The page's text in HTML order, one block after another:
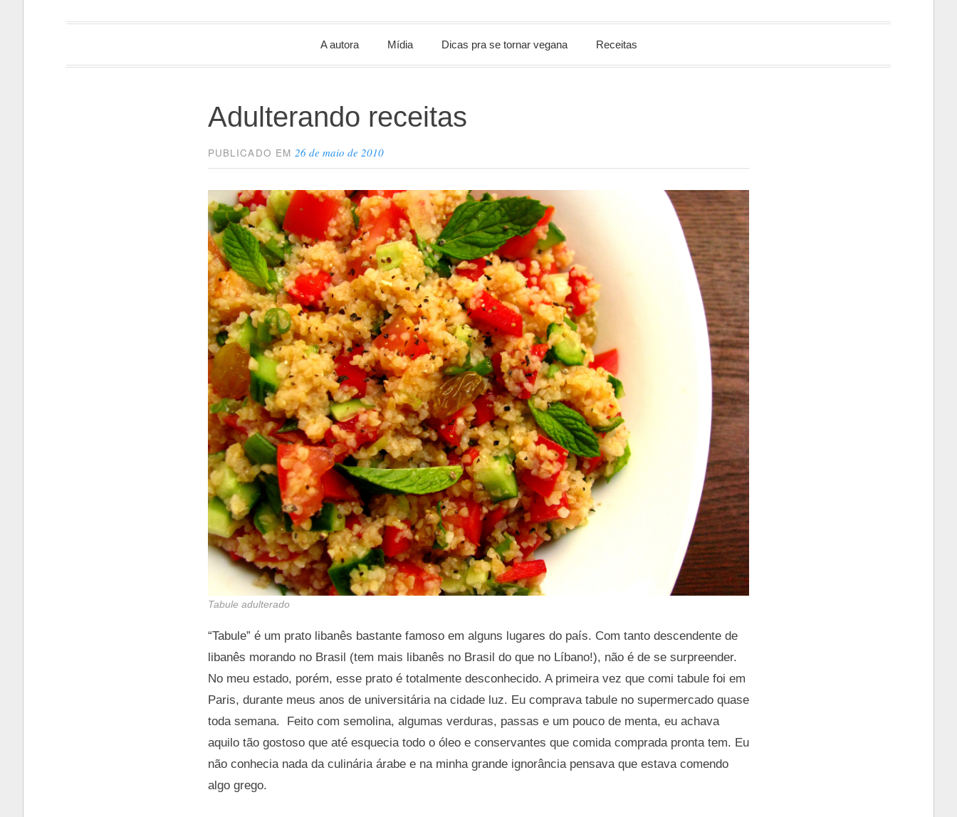
PapacapimA autora Mídia Dicas pra se tornar vegana Receitas
Adulterando receitas
PUBLICADO EM26 de maio de 2010
Tabule adulterado
“Tabule” é um prato libanês bastante famoso em alguns lugares do país. Com tanto descendente de
libanês morando no Brasil (tem mais libanês no Brasil do que no Líbano!), não é de se surpreender.
No meu estado, porém, esse prato é totalmente desconhecido. A primeira vez que comi tabule foi em
Paris, durante meus anos de universitária na cidade luz. Eu comprava tabule no supermercado quase
toda semana. Feito com semolina, algumas verduras, passas e um pouco de menta, eu achava
aquilo tão gostoso que até esquecia todo o óleo e conservantes que comida comprada pronta tem. Eu
não conhecia nada da culinária árabe e na minha grande ignorância pensava que estava comendo
algo grego.